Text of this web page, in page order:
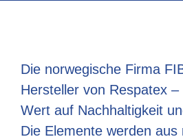
Die norwegische Firma
Hersteller von Respatex
Wert auf Nachhaltigkeit
Die Elemente werden aus